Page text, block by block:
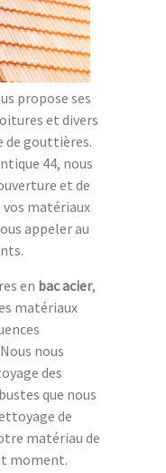
propose ses
et divers
de gouttières.
44, nous
et de
matériaux
appeler au
en bac acier,
matériaux
nous
des
que nous
de
matériau de
moment.